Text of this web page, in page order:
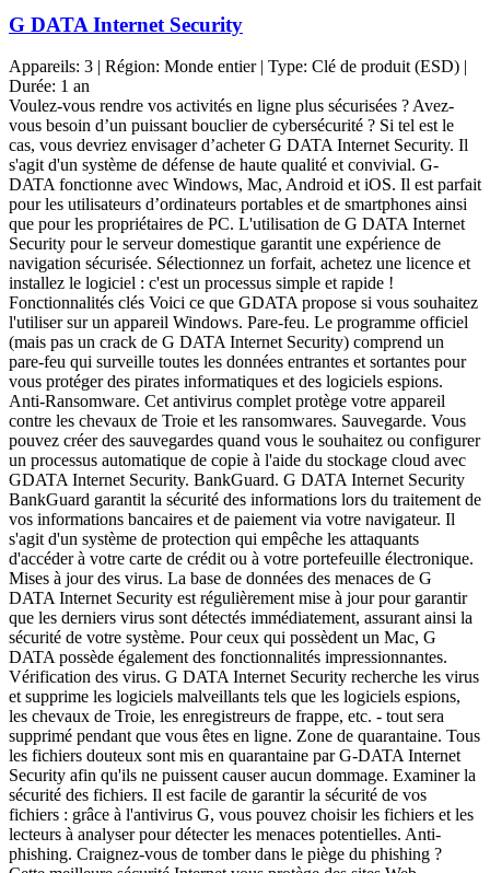
G DATA Internet Security
Appareils: 3 | Région: Monde entier | Type: Clé de produit (ESD) |
Durée: 1 an
Voulez-vous rendre vos activités en ligne plus sécurisées ? Avez-
vous besoin d’un puissant bouclier de cybersécurité ? Si tel est le
cas, vous devriez envisager d’acheter G DATA Internet Security. Il
s'agit d'un système de défense de haute qualité et convivial. G-
DATA fonctionne avec Windows, Mac, Android et iOS. Il est parfait
pour les utilisateurs d’ordinateurs portables et de smartphones ainsi
que pour les propriétaires de PC. L'utilisation de G DATA Internet
Security pour le serveur domestique garantit une expérience de
navigation sécurisée. Sélectionnez un forfait, achetez une licence et
installez le logiciel : c'est un processus simple et rapide !
Fonctionnalités clés Voici ce que GDATA propose si vous souhaitez
l'utiliser sur un appareil Windows. Pare-feu. Le programme officiel
(mais pas un crack de G DATA Internet Security) comprend un
pare-feu qui surveille toutes les données entrantes et sortantes pour
vous protéger des pirates informatiques et des logiciels espions.
Anti-Ransomware. Cet antivirus complet protège votre appareil
contre les chevaux de Troie et les ransomwares. Sauvegarde. Vous
pouvez créer des sauvegardes quand vous le souhaitez ou configurer
un processus automatique de copie à l'aide du stockage cloud avec
GDATA Internet Security. BankGuard. G DATA Internet Security
BankGuard garantit la sécurité des informations lors du traitement de
vos informations bancaires et de paiement via votre navigateur. Il
s'agit d'un système de protection qui empêche les attaquants
d'accéder à votre carte de crédit ou à votre portefeuille électronique.
Mises à jour des virus. La base de données des menaces de G
DATA Internet Security est régulièrement mise à jour pour garantir
que les derniers virus sont détectés immédiatement, assurant ainsi la
sécurité de votre système. Pour ceux qui possèdent un Mac, G
DATA possède également des fonctionnalités impressionnantes.
Vérification des virus. G DATA Internet Security recherche les virus
et supprime les logiciels malveillants tels que les logiciels espions,
les chevaux de Troie, les enregistreurs de frappe, etc. - tout sera
supprimé pendant que vous êtes en ligne. Zone de quarantaine. Tous
les fichiers douteux sont mis en quarantaine par G-DATA Internet
Security afin qu'ils ne puissent causer aucun dommage. Examiner la
sécurité des fichiers. Il est facile de garantir la sécurité de vos
fichiers : grâce à l'antivirus G, vous pouvez choisir les fichiers et les
lecteurs à analyser pour détecter les menaces potentielles. Anti-
phishing. Craignez-vous de tomber dans le piège du phishing ?